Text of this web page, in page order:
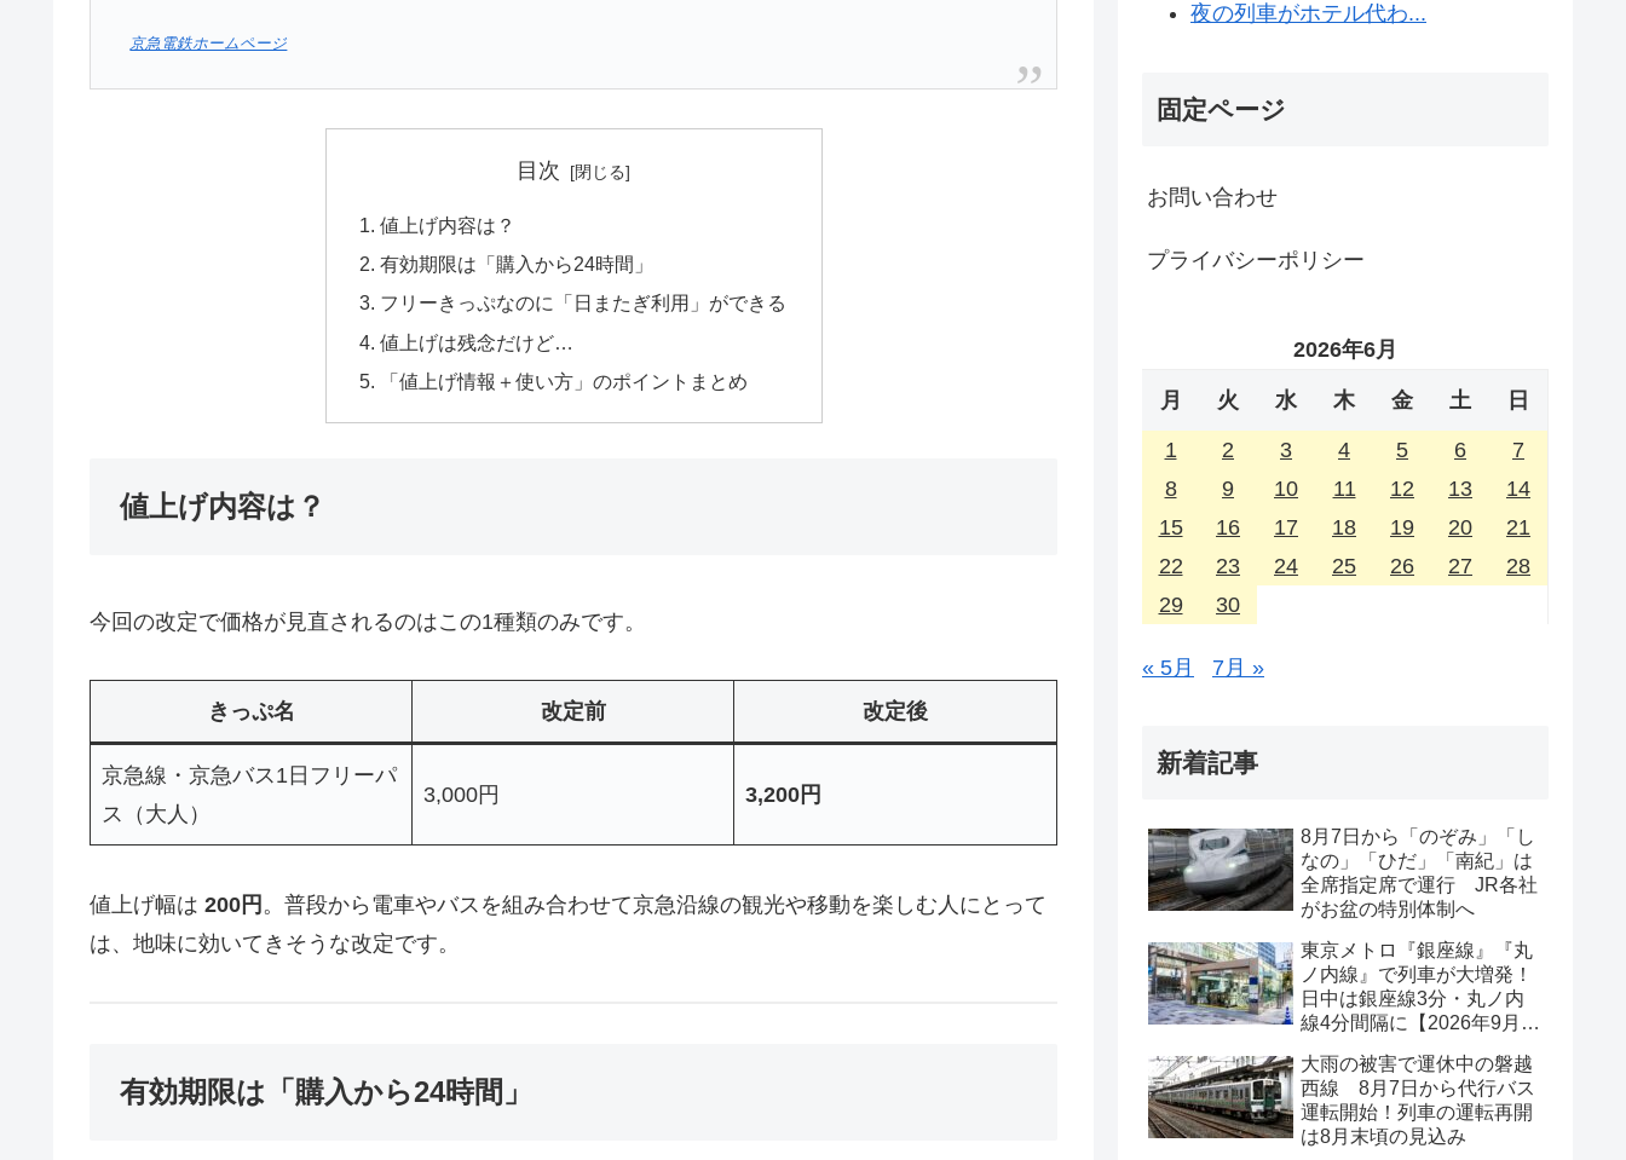
京急電鉄ホームページ
目次
値上げ内容は？
有効期限は「購入から24時間」
フリーきっぷなのに「日またぎ利用」ができる
値上げは残念だけど…
「値上げ情報＋使い方」のポイントまとめ
値上げ内容は？
今回の改定で価格が見直されるのはこの1種類のみです。
きっぷ名 改定前 改定後
京急線・京急バス1日フリーパ
ス（大人）
3,000円 3,200円
値上げ幅は 200円 。普段から電車やバスを組み合わせて京急沿線の観光や移動を楽しむ人にとって
は、地味に効いてきそうな改定です。
有効期限は「購入から24時間」
夜の列車がホテル代わ...
固定ページ
お問い合わせ
プライバシーポリシー
2026年6月
月 火 水 木 金 土 日
1 2 3 4 5 6
7
8
9 10 11 12 13
14
15
16 17 18 19 20
21
22
23 24 25 26 27
28
29
30
« 5月 7月 »
新着記事
8月7日から「のぞみ」「し
なの」「ひだ」「南紀」は
全席指定席で運行 JR各社
がお盆の特別体制へ
東京メトロ『銀座線』『丸
ノ内線』で列車が大増発！
日中は銀座線3分・丸ノ内
線4分間隔に【2026年9月19
大雨の被害で運休中の磐越
西線 8月7日から代行バス
運転開始！列車の運転再開
は8月末頃の見込み